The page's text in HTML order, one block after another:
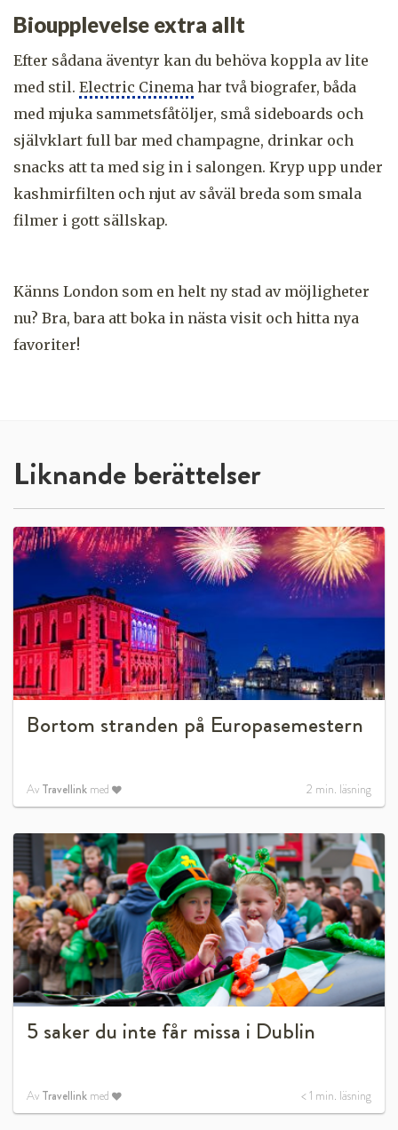
Bioupplevelse extra allt
Efter sådana äventyr kan du behöva koppla av lite
med stil. Electric Cinema har två biografer, båda
med mjuka sammetsfåtöljer, små sideboards och
självklart full bar med champagne, drinkar och
snacks att ta med sig in i salongen. Kryp upp under
kashmirfilten och njut av såväl breda som smala
filmer i gott sällskap.
Känns London som en helt ny stad av möjligheter
nu? Bra, bara att boka in nästa visit och hitta nya
favoriter!
Liknande berättelser
Bortom stranden på Europasemestern
Av Travellink med 2 min. läsning
5 saker du inte får missa i Dublin
Av Travellink med < 1 min. läsning